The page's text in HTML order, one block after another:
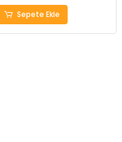
Sepete Ekle